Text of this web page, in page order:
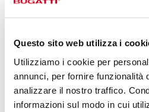
Questo sito web utilizza i
Utilizziamo i cookie per
annunci, per fornire funzionalità
analizzare il nostro traffico.
informazioni sul modo in cui
DESIGN BY